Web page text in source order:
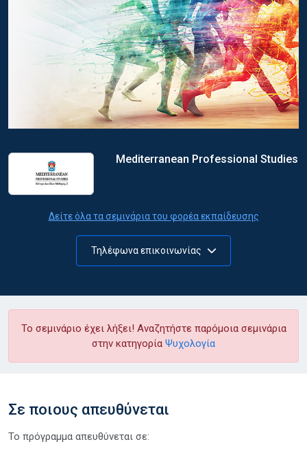
Mediterranean Professional Studies
Δείτε όλα τα σεμινάρια του φορέα εκπαίδευσης
Τηλέφωνα επικοινωνίας
Το σεμινάριο έχει λήξει! Αναζητήστε παρόμοια σεμινάρια
στην κατηγορία Ψυχολογία
Σε ποιους απευθύνεται
Το πρόγραμμα απευθύνεται σε: